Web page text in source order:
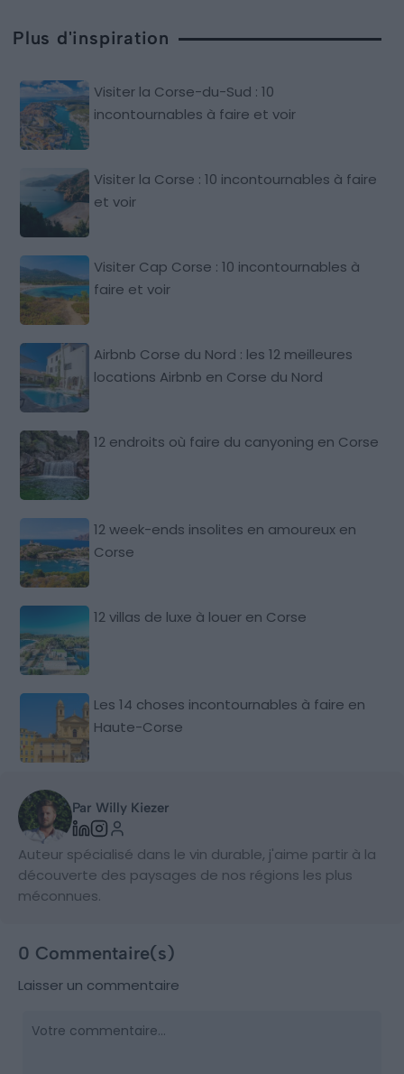
Plus d'inspiration
Visiter la Corse-du-Sud : 10
incontournables à faire et voir
Visiter la Corse : 10 incontournables à faire
et voir
Visiter Cap Corse : 10 incontournables à
faire et voir
Airbnb Corse du Nord : les 12 meilleures
locations Airbnb en Corse du Nord
12 endroits où faire du canyoning en Corse
12 week-ends insolites en amoureux en
Corse
12 villas de luxe à louer en Corse
Les 14 choses incontournables à faire en
Haute-Corse
Par Willy Kiezer
Auteur spécialisé dans le vin durable, j'aime partir à la
découverte des paysages de nos régions les plus
méconnues.
0 Commentaire(s)
Laisser un commentaire